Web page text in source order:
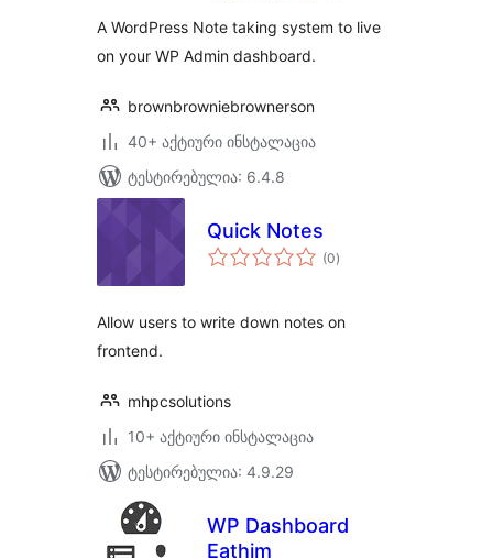
A WordPress Note taking system to live
on your WP Admin dashboard.
brownbrowniebrownerson
40+ აქტიური ინსტალაცია
ტესტირებულია: 6.4.8
Quick Notes
(0საერთო
რეიტინგი
)
Allow users to write down notes on
frontend.
mhpcsolutions
10+ აქტიური ინსტალაცია
ტესტირებულია: 4.9.29
WP Dashboard
Eathim